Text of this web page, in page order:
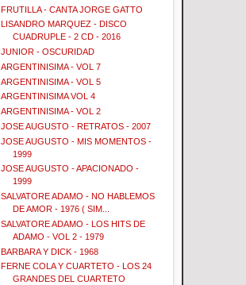
FRUTILLA - CANTA JORGE GATTO
LISANDRO MARQUEZ - DISCO
CUADRUPLE - 2 CD - 2016
JUNIOR - OSCURIDAD
ARGENTINISIMA - VOL 7
ARGENTINISIMA - VOL 5
ARGENTINISIMA VOL 4
ARGENTINISIMA - VOL 2
JOSE AUGUSTO - RETRATOS - 2007
JOSE AUGUSTO - MIS MOMENTOS -
1999
JOSE AUGUSTO - APACIONADO -
1999
SALVATORE ADAMO - NO HABLEMOS
DE AMOR - 1976 ( SIM...
SALVATORE ADAMO - LOS HITS DE
ADAMO - VOL 2 - 1979
BARBARA Y DICK - 1968
FERNE COLA Y CUARTETO - LOS 24
GRANDES DEL CUARTETO